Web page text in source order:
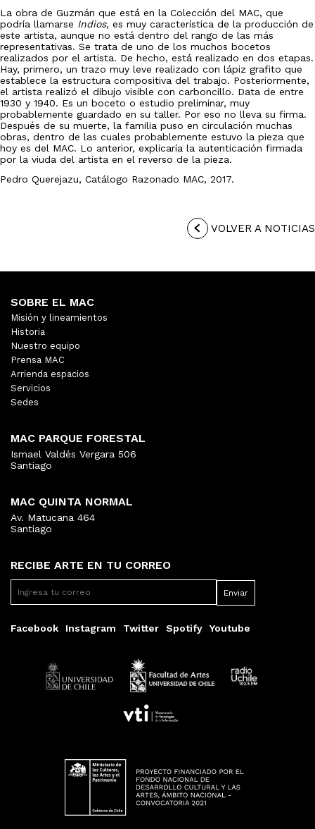
La obra de Guzmán que está en la Colección del MAC, que
podría llamarse Indios, es muy característica de la producción de
este artista, aunque no está dentro del rango de las más
representativas. Se trata de uno de los muchos bocetos
realizados por el artista. De hecho, está realizado en dos etapas.
Hay, primero, un trazo muy leve realizado con lápiz grafito que
establece la estructura compositiva del trabajo. Posteriormente,
el artista realizó el dibujo visible con carboncillo. Data de entre
1930 y 1940. Es un boceto o estudio preliminar, muy
probablemente guardado en su taller. Por eso no lleva su firma.
Después de su muerte, la familia puso en circulación muchas
obras, dentro de las cuales probablemente estuvo la pieza que
hoy es del MAC. Lo anterior, explicaría la autenticación firmada
por la viuda del artista en el reverso de la pieza.
Pedro Querejazu, Catálogo Razonado MAC, 2017.
VOLVER A NOTICIAS
RECIBE ARTE EN TU CORREO
Facebook Instagram Twitter Spotify Youtube
SOBRE EL MAC
Misión y lineamientos
Historia
Nuestro equipo
Prensa MAC
Arrienda espacios
Servicios
Sedes
MAC PARQUE FORESTAL
Ismael Valdés Vergara 506
Santiago
MAC QUINTA NORMAL
Av. Matucana 464
Santiago